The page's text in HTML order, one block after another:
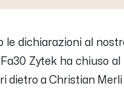
le dichiarazioni al
Zytek ha chiuso
dietro a Christian Merli